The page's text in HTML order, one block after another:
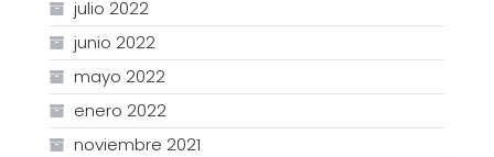
julio 2022
junio 2022
mayo 2022
enero 2022
noviembre 2021